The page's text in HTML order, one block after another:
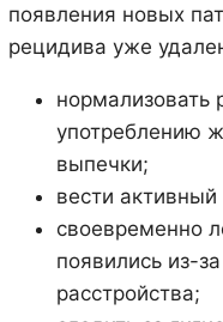
появления новых
рецидива уже
нормализовать
употреблению
выпечки;
вести
своевременно
появились из-
расстройства;